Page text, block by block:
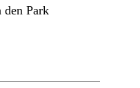
den Park